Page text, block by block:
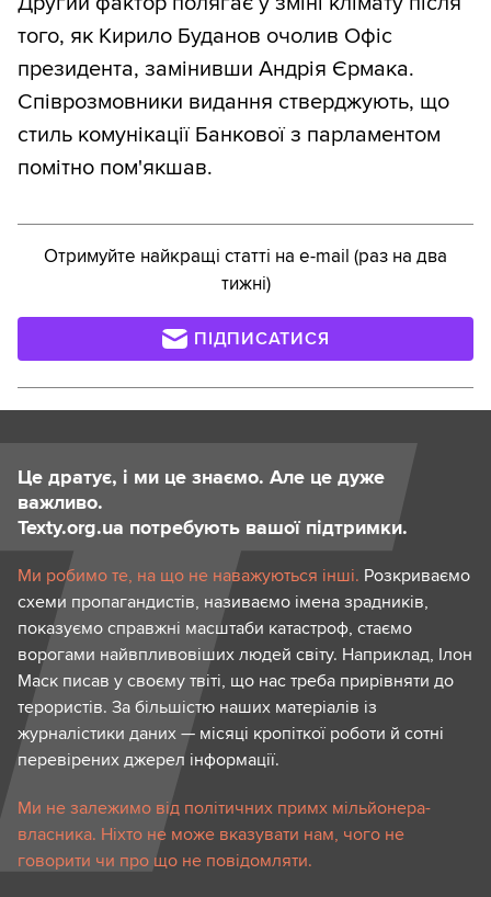
того, як Кирило Буданов очолив Офіс
президента, замінивши Андрія Єрмака.
Співрозмовники видання стверджують, що
стиль комунікації Банкової з парламентом
помітно пом'якшав.
Отримуйте найкращі статті на e-mail (раз на два
тижні)
ПІДПИСАТИСЯ
Це дратує, і ми це знаємо. Але це дуже
важливо.
Texty.org.ua потребують вашої підтримки.
Ми робимо те, на що не наважуються інші. Розкриваємо
схеми пропагандистів, називаємо імена зрадників,
показуємо справжні масштаби катастроф, стаємо
ворогами найвпливовіших людей світу. Наприклад, Ілон
Маск писав у своєму твіті, що нас треба прирівняти до
терористів. За більшістю наших матеріалів із
журналістики даних — місяці кропіткої роботи й сотні
перевірених джерел інформації.
Ми не залежимо від політичних примх мільйонера-
власника. Ніхто не може вказувати нам, чого не
говорити чи про що не повідомляти.